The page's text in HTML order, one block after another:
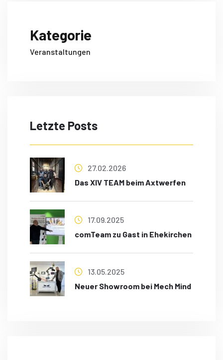
Kategorie
Veranstaltungen
Letzte Posts
27.02.2026
Das XIV TEAM beim Axtwerfen
17.09.2025
comTeam zu Gast in Ehekirchen
13.05.2025
Neuer Showroom bei Mech Mind